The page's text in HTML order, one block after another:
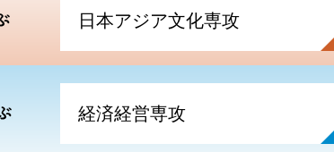
文化と社会を深く学ぶ日本アジア文化専攻
経済と経営を深く学ぶ
経済経営専攻